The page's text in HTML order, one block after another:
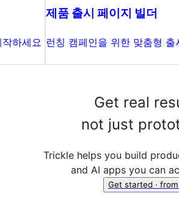
하세요
제품 출시 페이지 빌더
런칭 캠페인을 위한 맞춤형
Get real
not just
Trickle helps you build
and AI apps you can
Get started ·